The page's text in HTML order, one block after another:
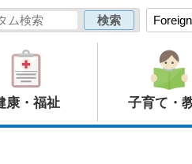
康・福祉 子育て・